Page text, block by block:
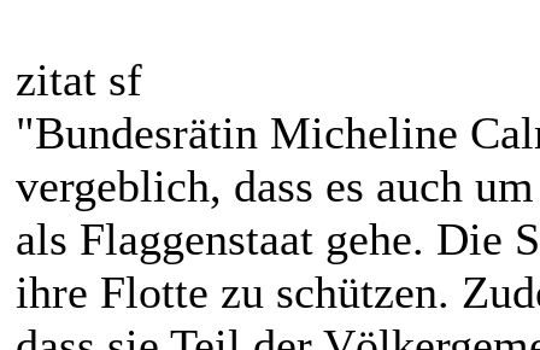
zitat sf
"Bundesrätin Micheline
vergeblich, dass es auch
als Flaggenstaat gehe. Die
ihre Flotte zu schützen.